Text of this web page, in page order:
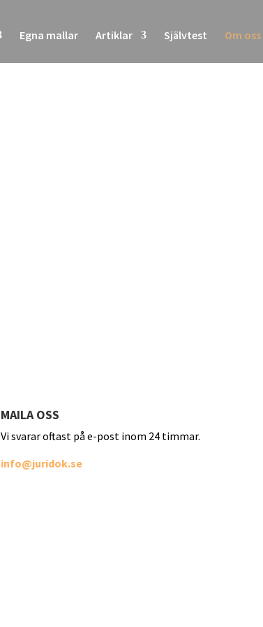
Egna mallar Artiklar Självtest Om oss
MAILA OSS
Vi svarar oftast på e-post inom 24 timmar.
info@juridok.se